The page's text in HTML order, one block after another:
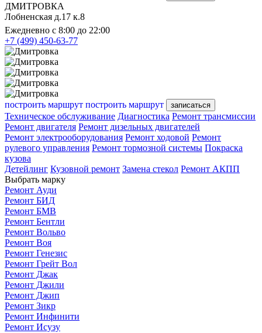
ДМИТРОВКА
Лобненская д.17 к.8
Ежедневно с 8:00 до 22:00
+7 (499) 450-63-77
построить маршрут построить маршрут записаться
Техническое обслуживание Диагностика Ремонт трансмиссии
Ремонт двигателя Ремонт дизельных двигателей
Ремонт электрооборудования Ремонт ходовой Ремонт
рулевого управления Ремонт тормозной системы Покраска
кузова
Детейлинг Кузовной ремонт Замена стекол Ремонт АКПП
Выбрать марку
Ремонт Ауди
Ремонт БИД
Ремонт БМВ
Ремонт Бентли
Ремонт Вольво
Ремонт Воя
Ремонт Генезис
Ремонт Грейт Вол
Ремонт Джак
Ремонт Джили
Ремонт Джип
Ремонт Зикр
Ремонт Инфинити
Ремонт Исузу